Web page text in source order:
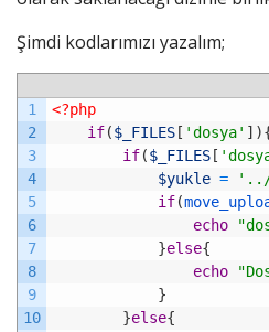
Şimdi kodlarımızı yazalım;
1
2
3
4
5
6
7
8
9
10
<?php
if($_FILES [ 'dosya' ] )
if($_FILES [
$yukle = '../
if(
echo
}else{
echo
}
}else{